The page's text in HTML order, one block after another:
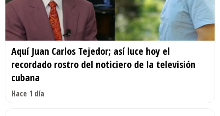
Aquí Juan Carlos Tejedor; así luce hoy el
recordado rostro del noticiero de la televisión
cubana
Hace 1 día